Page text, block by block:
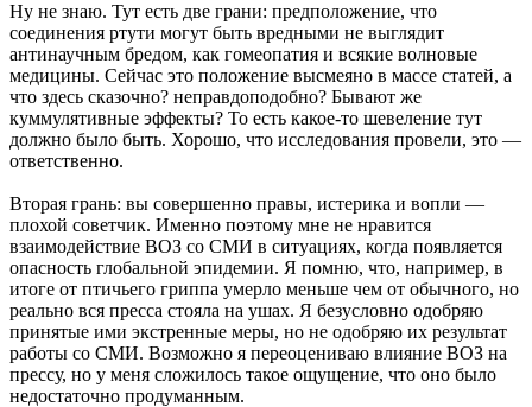
Ну не знаю. Тут есть две грани: предположение, что
соединения ртути могут быть вредными не выглядит
антинаучным бредом, как гомеопатия и всякие волновые
медицины. Сейчас это положение высмеяно в массе статей, а
что здесь сказочно? неправдоподобно? Бывают же
куммулятивные эффекты? То есть какое-то шевеление тут
должно было быть. Хорошо, что исследования провели, это —
ответственно.
Вторая грань: вы совершенно правы, истерика и вопли —
плохой советчик. Именно поэтому мне не нравится
взаимодействие ВОЗ со СМИ в ситуациях, когда появляется
опасность глобальной эпидемии. Я помню, что, например, в
итоге от птичьего гриппа умерло меньше чем от обычного, но
реально вся пресса стояла на ушах. Я безусловно одобряю
принятые ими экстренные меры, но не одобряю их результат
работы со СМИ. Возможно я переоцениваю влияние ВОЗ на
прессу, но у меня сложилось такое ощущение, что оно было
недостаточно продуманным.